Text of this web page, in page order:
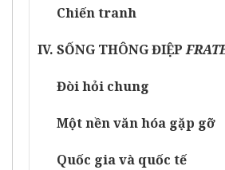
Chiến tranh
IV. SỐNG THÔNG ĐIỆP
Đòi hỏi chung
Một nền văn hóa gặp gỡ
Quốc gia và quốc tế